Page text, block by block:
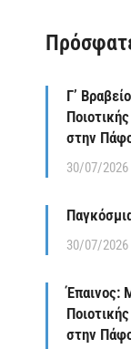
Γ’
στην
30/07/2026
30/07/2026
Έπαινος:
στην